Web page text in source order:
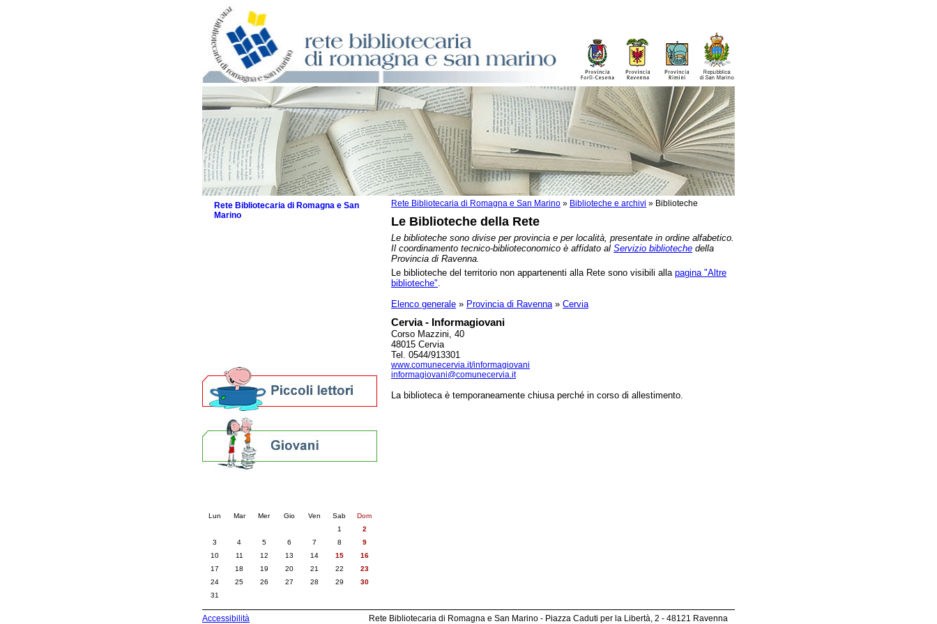
Rete Bibliotecaria di Romagna e San Marino » Biblioteche e archivi » Biblioteche
Le Biblioteche della Rete
Le biblioteche sono divise per provincia e per località, presentate in ordine alfabetico.
Il coordinamento tecnico-biblioteconomico è affidato al Servizio biblioteche della
Provincia di Ravenna.
Le biblioteche del territorio non appartenenti alla Rete sono visibili alla pagina "Altre
biblioteche".
Elenco generale » Provincia di Ravenna» Cervia
Cervia - Informagiovani
Corso Mazzini, 40
48015 Cervia
Tel. 0544/913301
www.comunecervia.it/informagiovani
informagiovani@comunecervia.it
La biblioteca è temporaneamente chiusa perché in corso di allestimento.
Rete Bibliotecaria di Romagna e San
Marino
Lun Mar Mer Gio Ven Sab
Dom
1
2
3
4 5 6 7 8
9
10
11 12 13 14 15
16
17
18 19 20 21 22
23
24
25 26 27 28 29
30
31
Accessibilità
Rete Bibliotecaria di Romagna e San Marino - Piazza Caduti per la Libertà, 2 - 48121 Ravenna